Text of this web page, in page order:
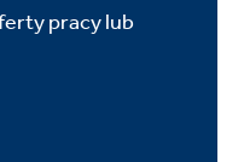
pracy lub